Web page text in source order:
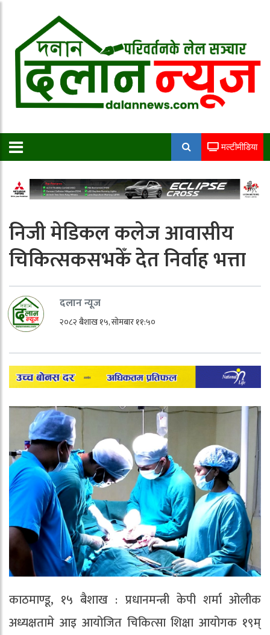
मल्टीमीडिया
निजी मेडिकल कलेज आवासीय
चिकित्सकसभकेँ देत निर्वाह भत्ता
दलान न्यूज
२०८२ बैशाख १५, सोमबार ११:५०
काठमाण्डू, १५ बैशाख : प्रधानमन्त्री केपी शर्मा ओलीक
अध्यक्षतामे आइ आयोजित चिकित्सा शिक्षा आयोगक १९म्